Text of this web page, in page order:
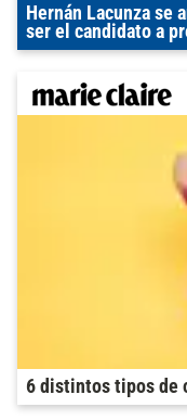
Hernán Lacunza se
ser el candidato a
6 distintos tipos de